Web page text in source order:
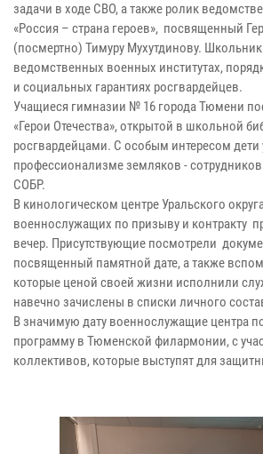
задачи в ходе СВО, а также ролик
«Россия – страна героев», посвященный
(посмертно) Тимуру Мухутдинову.
ведомственных военных институтах,
и социальных гарантиях росгвардейцев.
Учащиеся гимназии № 16 города Тюмени
«Герои Отечества», открытой в школьной
росгвардейцами. С особым интересом дети
профессионализме земляков -
СОБР.
В кинологическом центре Уральского
военнослужащих по призыву и контракту
вечер. Присутствующие посмотрели
посвященный памятной дате, а также
которые ценой своей жизни исполнили
навечно зачислены в списки личного
В значимую дату военнослужащие центра
программу в Тюменской филармонии, с
коллективов, которые выступят для